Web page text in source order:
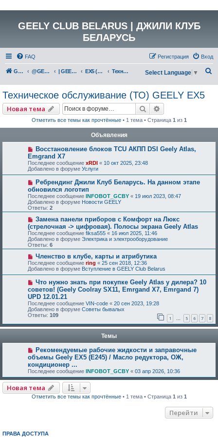
GEELY CLUB BELARUS | ДЖИЛИ КЛУБ
БЕЛАРУСЬ
FAQ Вход
Регистрация
GEELY Club Belarus @GEELYCLUBBY | GEELY EV EX5 (E245) Техническое обслуживание (ТО) GEELY EX5 Select Language ▼
Техническое обслуживание (ТО) GEELY EX5
Новая тема Поиск
Отметить все темы как прочтённые• 1 тема • Страница 1 из 1
Объявления
Восстановление блоков TCU АКПП DSI Geely Atlas,
Emgrand X7
Последнее сообщение xRDI « 10 окт 2025, 23:48
Добавлено в форуме Услуги
Ребрендинг Джили Клуб Беларусь. На данном этапе
обновился логотип
Последнее сообщение INFOBOT_GCBY « 19 июл 2023, 08:47
Добавлено в форуме Новости GEELY
Ответы: 2
Замена панели приборов с Комфорт на Люкс
(стрелочная -> цифровая). Полосы экрана Geely Atlas
Последнее сообщение fiksa555 « 16 июл 2025, 11:46
Добавлено в форуме Электрика и электрооборудование
Ответы: 6
Членство в клубе, карты и атрибутика
Последнее сообщение ring « 25 сен 2018, 12:36
Добавлено в форуме Вступление в GEELY Club Belarus
Что нужно знать при покупке Geely Atlas у дилера? 10
советов! (Geely Coolray SX11, Emrgand X7, Emrgand 7)
UPD 12.01.21
Последнее сообщение VIN-code « 20 сен 2023, 19:28
Добавлено в форуме Советы бывалых
Ответы: 109 1 … 5 6 7 8
Темы
Рекомендуемые рабочие жидкости и заправочные
объемы Geely EX5 (E245) / Масло редуктора, ОЖ,
кондиционер ...
Последнее сообщение INFOBOT_GCBY « 03 апр 2026, 10:36
Новая тема
Отметить все темы как прочтённые• 1 тема • Страница 1 из 1
Перейти
ПРАВА ДОСТУПА